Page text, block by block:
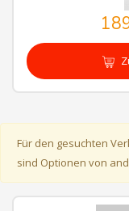
Für den gesuchten
sind Optionen von